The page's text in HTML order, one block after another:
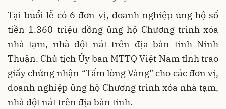
Tại buổi lễ có 6 đơn vị, doanh nghiệp ủng hộ số
tiền 1.360 triệu đồng ủng hộ Chương trình xóa
nhà tạm, nhà dột nát trên địa bàn tỉnh Ninh
Thuận. Chủ tịch Ủy ban MTTQ Việt Namtỉnh trao
giấy chứng nhận “Tấm lòng Vàng” cho các đơn vị,
doanh nghiệp ủng hộ Chương trình xóa nhà tạm,
nhà dột nát trên địa bàn tỉnh.